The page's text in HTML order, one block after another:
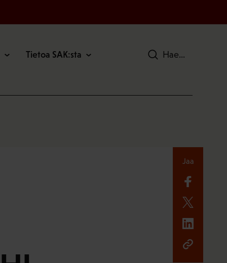
Tietoa SAK:sta Hae
Jaa